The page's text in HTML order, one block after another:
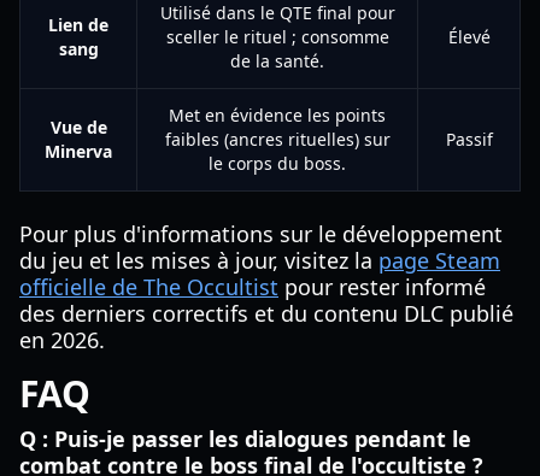
Lien de
sang
Utilisé dans le QTE final pour
sceller le rituel ; consomme
de la santé.
Élevé
Vue de
Minerva
Met en évidence les points
faibles (ancres rituelles) sur
le corps du boss.
Passif
Pour plus d'informations sur le développement
du jeu et les mises à jour, visitez la page Steam
officielle de The Occultist pour rester informé
des derniers correctifs et du contenu DLC publié
en 2026.
FAQ
Q : Puis-je passer les dialogues pendant le
combat contre le boss final de l'occultiste ?